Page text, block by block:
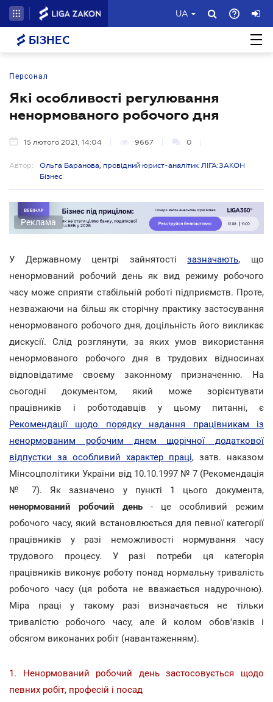
UA
БІЗНЕС
Персонал
Які особливості регулювання
ненормованого робочого дня
15 лютого 2021, 14:04 9667 0
Автор:
Ольга Баранова, провідний юрист-аналітик ЛІГА:ЗАКОН
Бізнес
Реклама
У Державному центрі зайнятостізазначають, що
ненормований робочий день як вид режиму робочого
часу може сприяти стабільній роботі підприємств. Проте,
незважаючи на більш як сторічну практику застосування
ненормованого робочого дня, доцільність його викликає
дискусії. Слід розглянути, за яких умов використання
ненормованого робочого дня в трудових відносинах
відповідатиме своєму законному призначенню. На
сьогодні документом, який може зорієнтувати
працівників і роботодавців у цьому питанні, є
Рекомендації щодо порядку надання працівникам із
ненормованим робочим днем щорічної додаткової
відпустки за особливий характер праці, затв. наказом
Мінсоцполітики України від 10.10.1997 № 7 (Рекомендація
№ 7). Як зазначено у пункті 1 цього документа,
ненормований робочий день - це особливий режим
робочого часу, який встановлюється для певної категорії
працівників у разі неможливості нормування часу
трудового процесу. У разі потреби ця категорія
працівників виконує роботу понад нормальну тривалість
робочого часу (ця робота не вважається надурочною).
Міра праці у такому разі визначається не тільки
тривалістю робочого часу, але й колом обов'язків і
обсягом виконаних робіт (навантаженням).
1. Ненормований робочий день застосовується щодо
певних робіт, професій і посад